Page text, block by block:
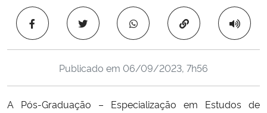
Ministério da Educação
Ministério da Cidadania
Copiar para área
Publicado em 06/09/2023, 7h56
A Pós-Graduação – Especialização em Estudos de